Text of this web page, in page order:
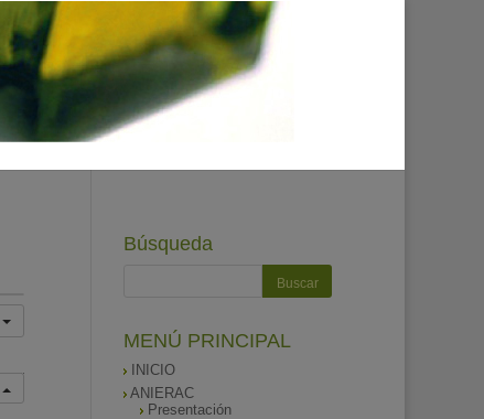
Búsqueda
MENÚ PRINCIPAL
INICIO
ANIERAC
Presentación